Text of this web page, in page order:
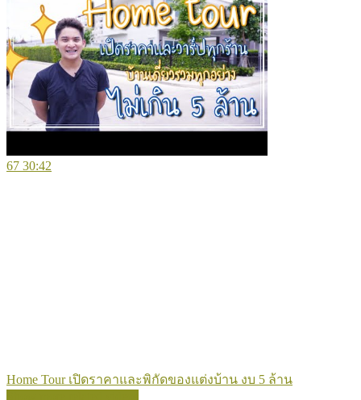
67 30:42
Home Tour เปิดราคาและพิกัดของแต่งบ้าน งบ 5 ล้าน